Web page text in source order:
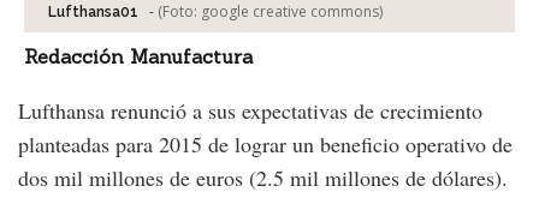
Lufthansa01 - (Foto: google creative commons)
Redacción Manufactura
Lufthansa renunció a sus expectativas de crecimiento
planteadas para 2015 de lograr un beneficio operativo de
dos mil millones de euros (2.5 mil millones de dólares).